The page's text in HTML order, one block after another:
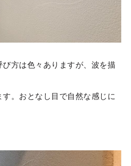
び方は色々ありますが、波を描
。おとなし目で自然な感じに